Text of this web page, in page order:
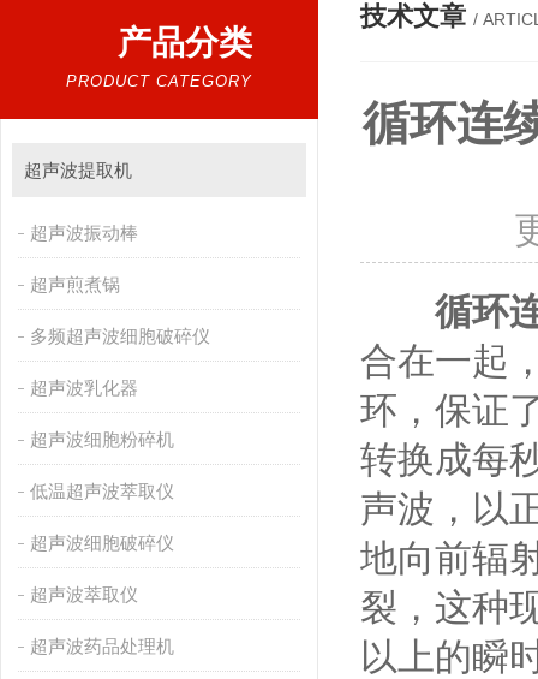
产品分类
PRODUCT CATEGORY
超声波提取机
超声波振动棒
超声煎煮锅
多频超声波细胞破碎仪
超声波乳化器
超声波细胞粉碎机
低温超声波萃取仪
超声波细胞破碎仪
超声波萃取仪
超声波药品处理机
技术文章 /
循环连
循环
合在一起
环，保证
转换成每
声波，以
地向前辐
裂，这种
以上的瞬